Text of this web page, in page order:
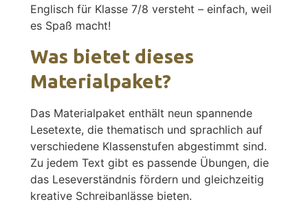
Englisch für Klasse 7/8 versteht – einfach, weil
es Spaß macht!
Was bietet dieses
Materialpaket?
Das Materialpaket enthält neun spannende
Lesetexte, die thematisch und sprachlich auf
verschiedene Klassenstufen abgestimmt sind.
Zu jedem Text gibt es passende Übungen, die
das Leseverständnis fördern und gleichzeitig
kreative Schreibanlässe bieten.